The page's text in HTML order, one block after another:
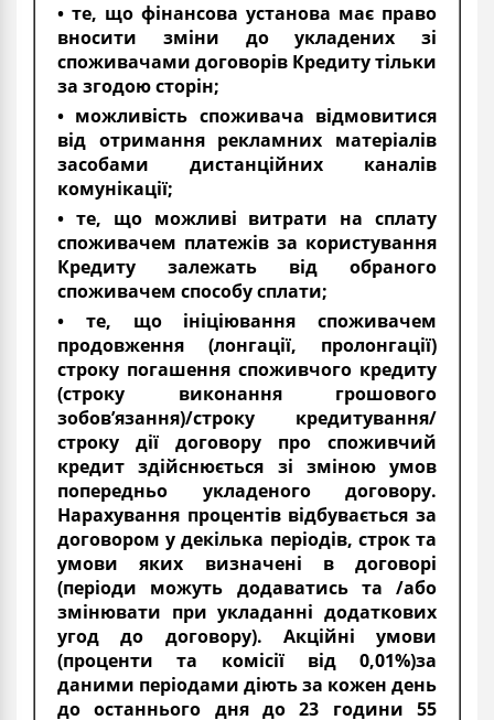
• те, що фінансова установа має право
вносити зміни до укладених зі
споживачами договорів Кредиту тільки
за згодою сторін;
• можливість споживача відмовитися
від отримання рекламних матеріалів
засобами дистанційних каналів
комунікації;
• те, що можливі витрати на сплату
споживачем платежів за користування
Кредиту залежать від обраного
споживачем способу сплати;
• те, що ініціювання споживачем
продовження (лонгації, пролонгації)
строку погашення споживчого кредиту
(строку виконання грошового
зобов’язання)/строку кредитування/
строку дії договору про споживчий
кредит здійснюється зі зміною умов
попередньо укладеного договору.
Нарахування процентів відбувається за
договором у декілька періодів, строк та
умови яких визначені в договорі
(періоди можуть додаватись та /або
змінювати при укладанні додаткових
угод до договору). Акційні умови
(проценти та комісії від 0,01%)за
даними періодами діють за кожен день
до останнього дня до 23 години 55